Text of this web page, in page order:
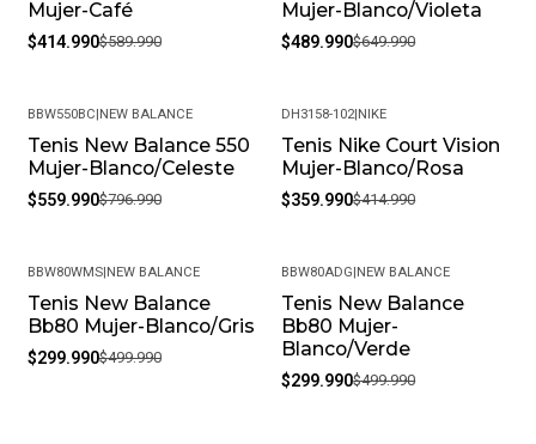
satisfecho con tu compra, ofrecemos una política de
devoluciones flexible. Queremos que estés
¿Cómo debo cuidar mis productos? Para mantener tu
producto en las mejores condiciones, recomendamos
limpiarlos con un paño húmedo y evitar el uso de
productos químicos fuertes. Almacénalos en un lugar
Mujer-Café
$414.990$589.990
Mujer-Blanco/Violeta
$489.990$649.990
-30%
BBW550BC NEW BALANCE
Tenis New Balance 550
Mujer-Blanco/Celeste
$559.990$796.990
-13%
DH3158-102| NIKE
Tenis Nike Court Vision
Mujer-Blanco/Rosa
$359.990$414.990
-40%
BBW80WMS| NEW BALANCE
Tenis New Balance
Bb80 Mujer-Blanco/Gris
$299.990$499.990
-40%
BBW80ADG NEW BALANCE
Tenis New Balance
Bb80 Mujer-
Blanco/Verde
$299.990$499.990